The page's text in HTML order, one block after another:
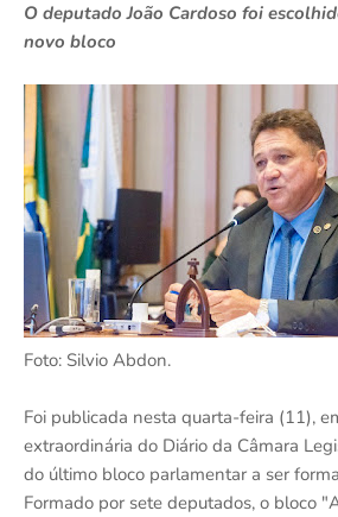
O deputado João Cardoso foi
novo bloco
Foto: Silvio Abdon.
Foi publicada nesta quarta-feira (11),
extraordinária do Diário da Câmara
do último bloco parlamentar a ser
Formado por sete deputados, o bloco